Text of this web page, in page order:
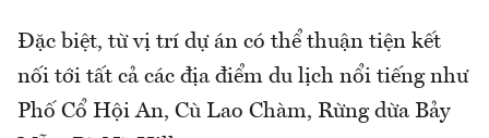
Đặc biệt, từ vị trí dự án có thể thuận tiện kết
nối tới tất cả các địa điểm du lịch nổi tiếng như
Phố Cổ Hội An, Cù Lao Chàm, Rừng dừa Bảy